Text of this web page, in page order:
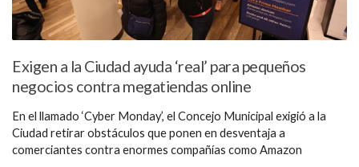
Exigen a la Ciudad ayuda ‘real’ para pequeños
negocios contra megatiendas online
En el llamado ‘Cyber Monday’, el Concejo Municipal exigió a la
Ciudad retirar obstáculos que ponen en desventaja a
comerciantes contra enormes compañías como Amazon